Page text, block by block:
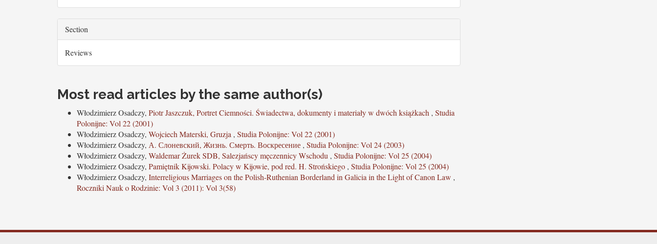
Section
Reviews
Most read articles by the same author(s)
Włodzimierz Osadczy, Piotr Jaszczuk, Portret Ciemności. Świadectwa, dokumenty i materiały w dwóch książkach , Studia
Polonijne: Vol 22 (2001)
Włodzimierz Osadczy, Wojciech Materski, Gruzja , Studia Polonijne: Vol 22 (2001)
Włodzimierz Osadczy, А. Слоневский, Жизнь. Смерть. Воскресение , Studia Polonijne: Vol 24 (2003)
Włodzimierz Osadczy, Waldemar Żurek SDB, Salezjańscy męczennicy Wschodu , Studia Polonijne: Vol 25 (2004)
Włodzimierz Osadczy, Pamiętnik Kijowski. Polacy w Kijowie, pod red. H. Strońskiego , Studia Polonijne: Vol 25 (2004)
Włodzimierz Osadczy, Interreligious Marriages on the Polish-Ruthenian Borderland in Galicia in the Light of Canon Law ,
Roczniki Nauk o Rodzinie: Vol 3 (2011): Vol 3(58)